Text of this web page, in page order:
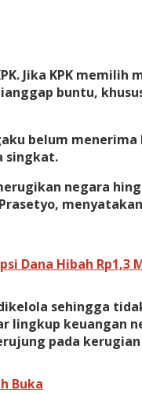
Jika KPK
buntu,
belum
singkat.
negara
Dana Hibah
sehingga
keuangan
pada
Buka